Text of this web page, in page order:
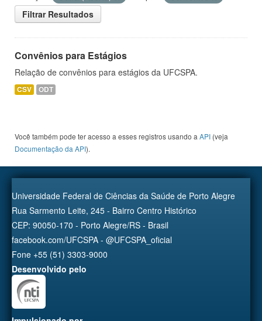
Filtrar Resultados
Convênios para Estágios
Relação de convênios para estágios da UFCSPA.
CSV ODT
Você também pode ter acesso a esses registros usando a API (veja
Documentação da API).
Universidade Federal de Ciências da Saúde de Porto Alegre
Rua Sarmento Leite, 245 - Bairro Centro Histórico
CEP: 90050-170 - Porto Alegre/RS - Brasil
facebook.com/UFCSPA - @UFCSPA_oficial
Fone +55 (51) 3303-9000
Desenvolvido pelo